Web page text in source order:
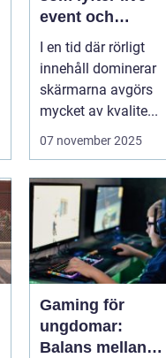
event och
varumärken
I en tid där rörligt
innehåll dominerar
skärmarna avgörs
mycket av kvalite...
07 november 2025
Gaming för
ungdomar:
Balans mellan